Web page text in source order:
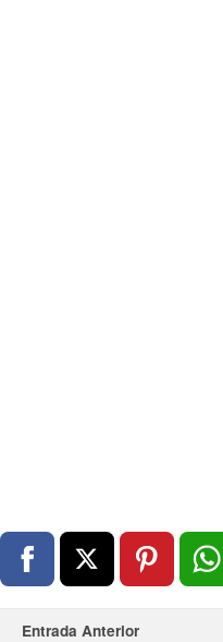
Entrada Anterior